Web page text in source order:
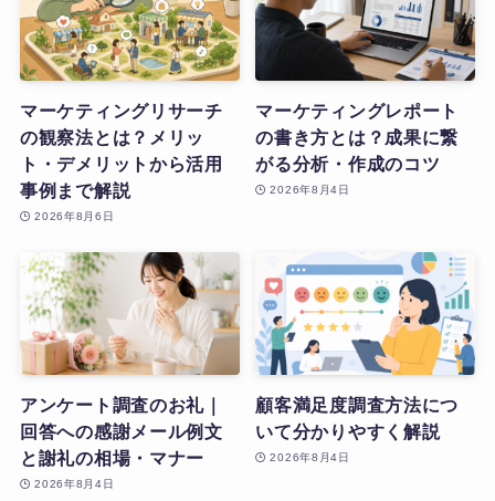
マーケティングリサーチ
の観察法とは？メリッ
ト・デメリットから活用
事例まで解説
2026年8月6日
マーケティングレポート
の書き方とは？成果に繋
がる分析・作成のコツ
2026年8月4日
アンケート調査のお礼｜
回答への感謝メール例文
と謝礼の相場・マナー
2026年8月4日
顧客満足度調査方法につ
いて分かりやすく解説
2026年8月4日